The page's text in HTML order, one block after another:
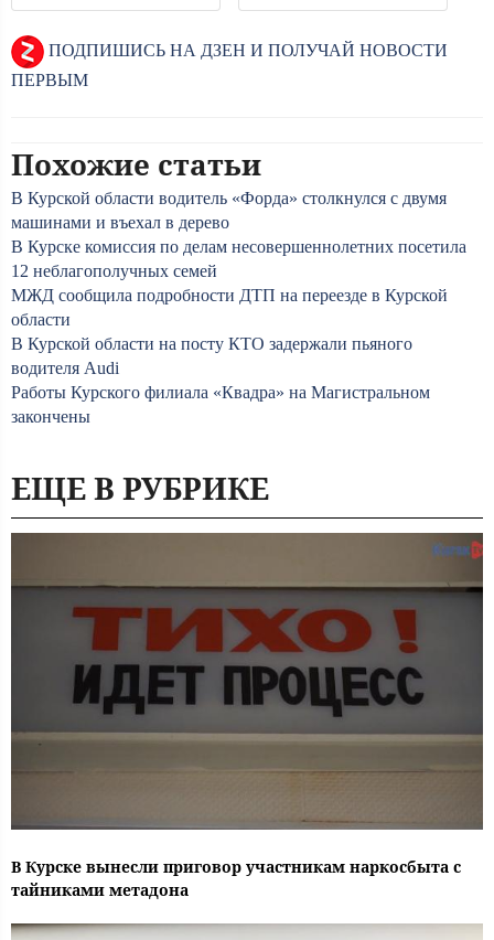
ПОДПИШИСЬ НА ДЗЕН И ПОЛУЧАЙ НОВОСТИ
ПЕРВЫМ
Похожие статьи
В Курской области водитель «Форда» столкнулся с двумя
машинами и въехал в дерево
В Курске комиссия по делам несовершеннолетних посетила
12 неблагополучных семей
МЖД сообщила подробности ДТП на переезде в Курской
области
В Курской области на посту КТО задержали пьяного
водителя Audi
Работы Курского филиала «Квадра» на Магистральном
закончены
ЕЩЕ В РУБРИКЕ
В Курске вынесли приговор участникам наркосбыта с
тайниками метадона